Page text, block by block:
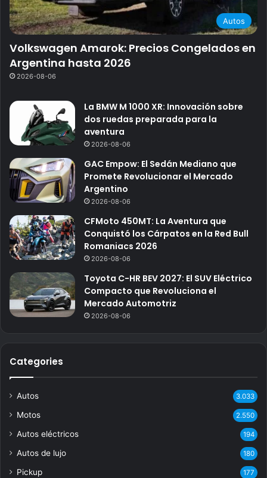
Autos
Volkswagen Amarok: Precios Congelados en
Argentina hasta 2026
2026-08-06
La BMW M 1000 XR: Innovación sobre
dos ruedas preparada para la
aventura
2026-08-06
GAC Empow: El Sedán Mediano que
Promete Revolucionar el Mercado
Argentino
2026-08-06
CFMoto 450MT: La Aventura que
Conquistó los Cárpatos en la Red Bull
Romaniacs 2026
2026-08-06
Toyota C-HR BEV 2027: El SUV Eléctrico
Compacto que Revoluciona el
Mercado Automotriz
2026-08-06
Categories
Autos 3.033
Motos 2.550
Autos eléctricos 194
Autos de lujo 180
Pickup 177